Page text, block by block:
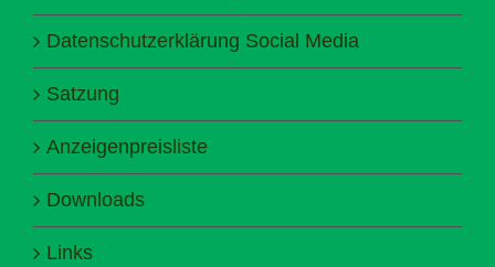
Datenschutzerklärung Social Media
Satzung
Anzeigenpreisliste
Downloads
Links